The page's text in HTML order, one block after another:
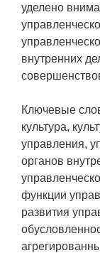
уделено
внутренних
Ключевые
культура,
управления,
органов
функции
развития